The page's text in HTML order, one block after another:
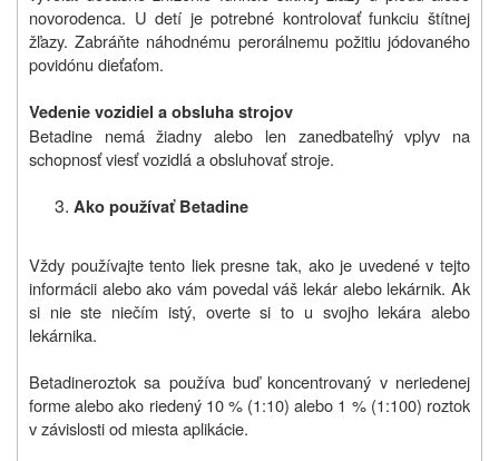
novorodenca. U detí je potrebné kontrolovať funkciu štítnej
žľazy. Zabráňte náhodnému perorálnemu požitiu jódovaného
povidónu dieťaťom.
Vedenie vozidiel a obsluha strojov
Betadine nemá žiadny alebo len zanedbateľný vplyv na
schopnosť viesť vozidlá a obsluhovať stroje.
Ako používať Betadine
Vždy používajte tento liek presne tak, ako je uvedené v tejto
informácii alebo ako vám povedal váš lekár alebo lekárnik. Ak
si nie ste niečím istý, overte si to u svojho lekára alebo
lekárnika.
Betadineroztok sa používa buď koncentrovaný v neriedenej
forme alebo ako riedený 10 % (1:10) alebo 1 % (1:100) roztok
v závislosti od miesta aplikácie.